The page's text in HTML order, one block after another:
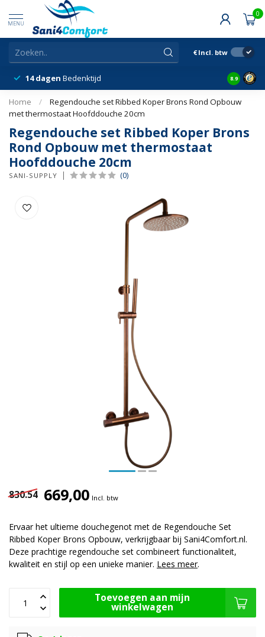
MENU
0
€ Incl. btw
14 dagen Bedenktijd Snelle
8.9
Home /
Regendouche set Ribbed Koper Brons Rond Opbouw
met thermostaat Hoofddouche 20cm
Regendouche set Ribbed Koper Brons
Rond Opbouw met thermostaat
Hoofddouche 20cm
SANI-SUPPLY (0)
830.54 669,00 Incl. btw
Ervaar het ultieme douchegenot met de Regendouche Set
Ribbed Koper Brons Opbouw, verkrijgbaar bij Sani4Comfort.nl.
Deze prachtige regendouche set combineert functionaliteit,
kwaliteit en stijl op een unieke manier. Lees meer.
Toevoegen aan mijn
winkelwagen